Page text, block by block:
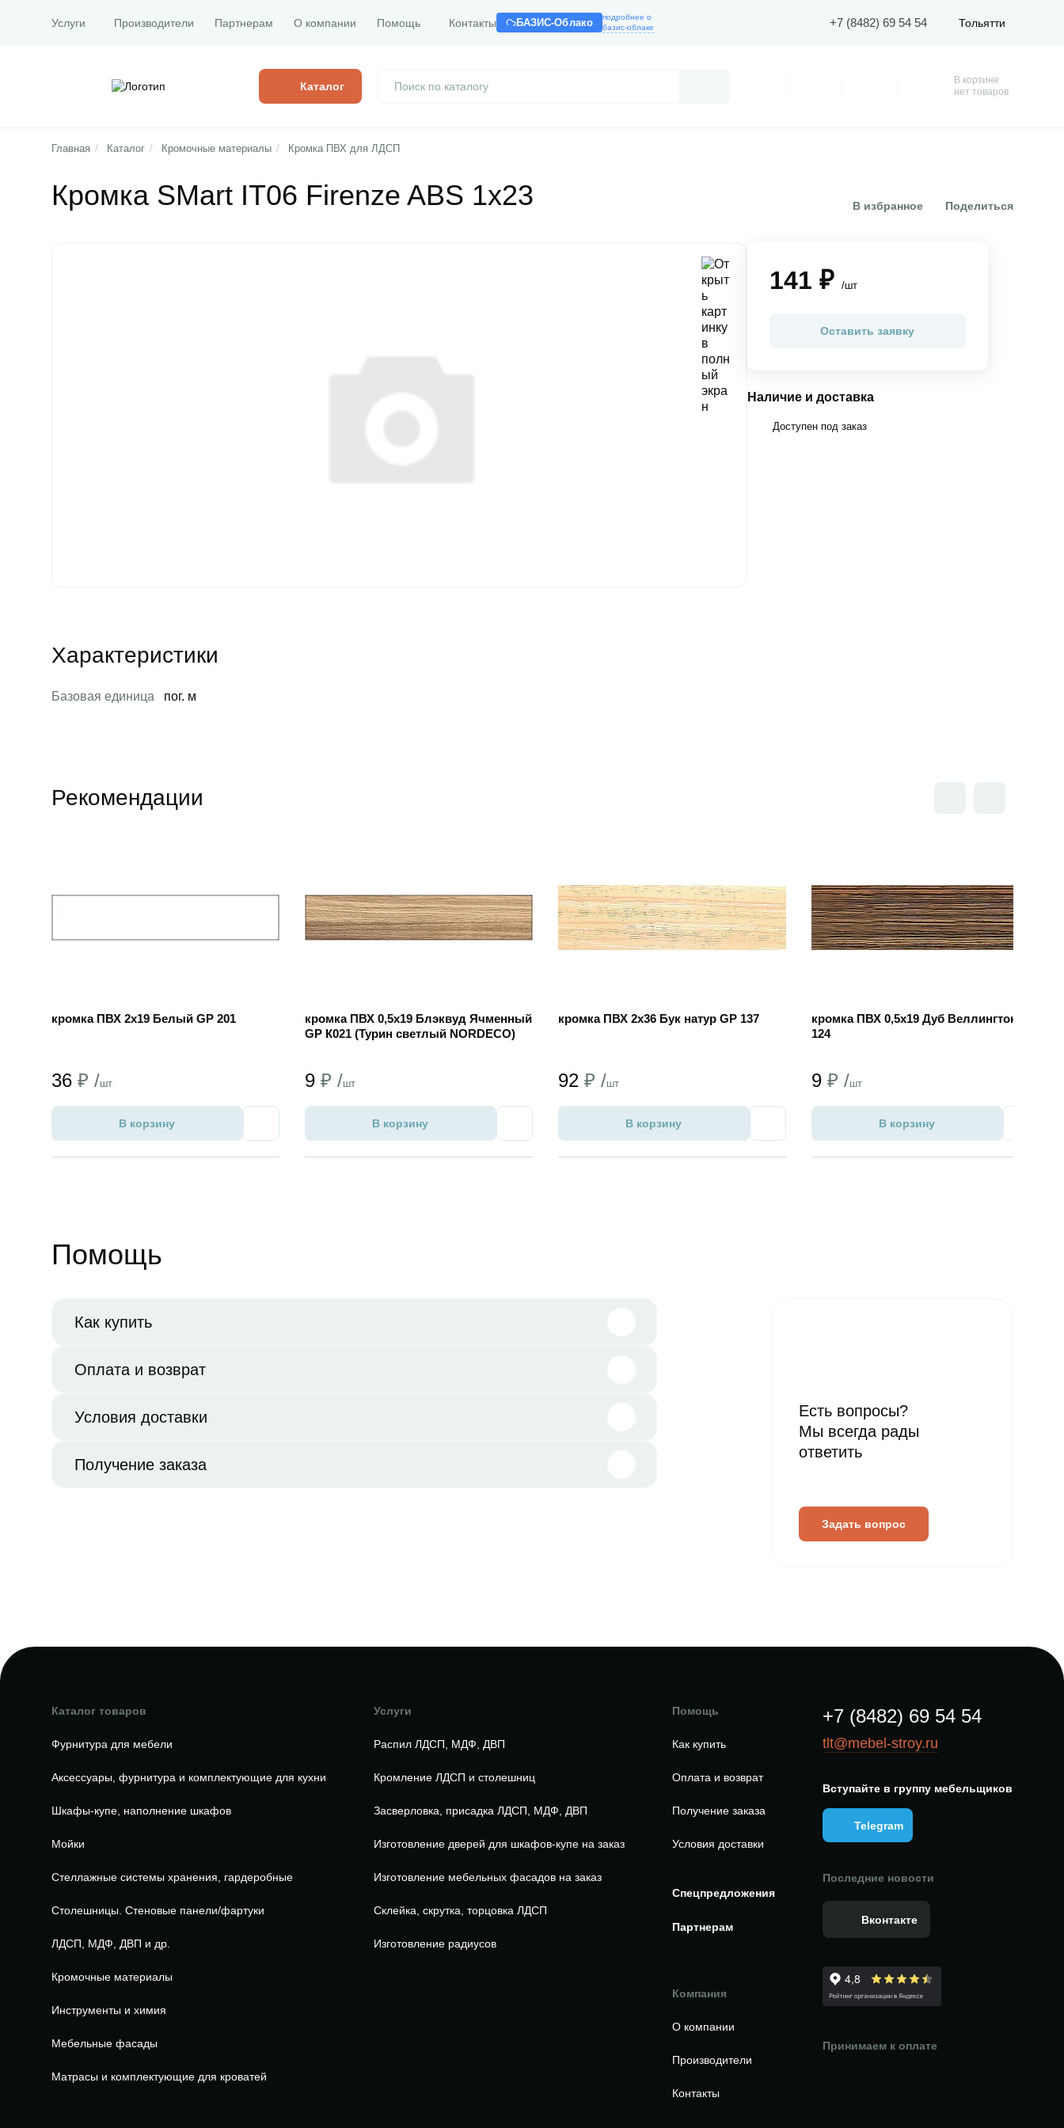
Услуги Производители Партнерам О компании Помощь Контакты БАЗИС-Облако
подробнее о
базис-облаке
+7 (8482) 69 54 54 Тольятти
Каталог Корзина
В корзине
нет товаров
Главная / Каталог / Кромочные материалы / Кромка ПВХ для ЛДСП
Кромка SMart IT06 Firenze ABS 1х23 В избранное Поделиться
141 ₽ /шт
Оставить заявку
Наличие и доставка
Доступен под заказ
Характеристики
Базовая единица пог. м
Рекомендации
кромка ПВХ 2х19 Белый GP 201
36 ₽ /шт
В корзину
кромка ПВХ 0,5х19 Блэквуд Ячменный
GP К021 (Турин светлый NORDECO)
9 ₽ /шт
В корзину
кромка ПВХ 2х36 Бук натур GP 137
92 ₽ /шт
В корзину
кромка ПВХ 0,5х19 Дуб Веллингтон GP
124
9 ₽ /шт
В корзину
Помощь
Как купить
Оплата и возврат
Условия доставки
Получение заказа
Есть вопросы?
Мы всегда рады
ответить
Задать вопрос
Каталог товаров
Фурнитура для мебели
Аксессуары, фурнитура и комплектующие для кухни
Шкафы-купе, наполнение шкафов
Мойки
Стеллажные системы хранения, гардеробные
Столешницы. Стеновые панели/фартуки
ЛДСП, МДФ, ДВП и др.
Кромочные материалы
Инструменты и химия
Мебельные фасады
Матрасы и комплектующие для кроватей
Услуги
Распил ЛДСП, МДФ, ДВП
Кромление ЛДСП и столешниц
Засверловка, присадка ЛДСП, МДФ, ДВП
Изготовление дверей для шкафов-купе на заказ
Изготовление мебельных фасадов на заказ
Склейка, скрутка, торцовка ЛДСП
Изготовление радиусов
Помощь
Как купить
Оплата и возврат
Получение заказа
Условия доставки
Спецпредложения
Партнерам
Компания
О компании
Производители
Контакты
+7 (8482) 69 54 54
tlt@mebel-stroy.ru
Вступайте в группу мебельщиков
Telegram
Последние новости
Вконтакте
Принимаем к оплате